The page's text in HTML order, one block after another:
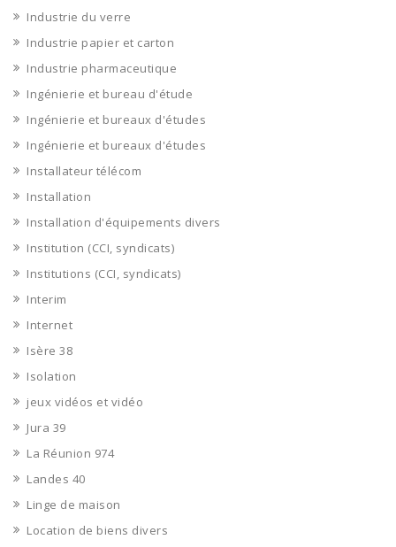
Industrie du verre
Industrie papier et carton
Industrie pharmaceutique
Ingénierie et bureau d'étude
Ingénierie et bureaux d'études
Ingénierie et bureaux d'études
Installateur télécom
Installation
Installation d'équipements divers
Institution (CCI, syndicats)
Institutions (CCI, syndicats)
Interim
Internet
Isère 38
Isolation
jeux vidéos et vidéo
Jura 39
La Réunion 974
Landes 40
Linge de maison
Location de biens divers